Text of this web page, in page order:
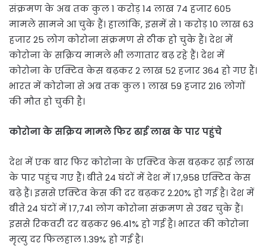
संक्रमण के अब तक कुल 1 करोड़ 14 लाख 74 हजार 605
मामले सामने आ चुके हैं। हालांकि, इसमें से 1 करोड़ 10 लाख 63
हजार 25 लोग कोरोना संक्रमण से ठीक हो चुके हैं। देश में
कोरोना के सक्रिय मामले भी लगातार बढ़ रहे हैं। देश में
कोरोना के एक्टिव केस बढ़कर 2 लाख 52 हजार 364 हो गए हैं।
भारत में कोरोना से अब तक कुल 1 लाख 59 हजार 216 लोगों
की मौत हो चुकी है।
कोरोना के सक्रिय मामले फिर ढाई लाख के पार पहुंचे
देश में एक बार फिर कोरोना के एक्टिव केस बढ़कर ढ़ाई लाख
के पार पहुंच गए हैं। बीते 24 घंटों में देश में 17,958 एक्टिव केस
बढ़े हैं। इससे एक्टिव केस की दर बढ़कर 2.20% हो गई है। देश में
बीते 24 घंटों में 17,741 लोग कोरोना संक्रमण से उबर चुके हैं।
इससे रिकवरी दर बढ़कर 96.41% हो गई है। भारत की कोरोना
मृत्यु दर फिलहाल 1.39% हो गई है।